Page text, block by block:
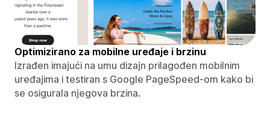
Optimizirano za mobilne uređaje i brzinu
Izrađen imajući na umu dizajn prilagođen mobilnim
uređajima i testiran s Google PageSpeed-om kako bi
se osigurala njegova brzina.